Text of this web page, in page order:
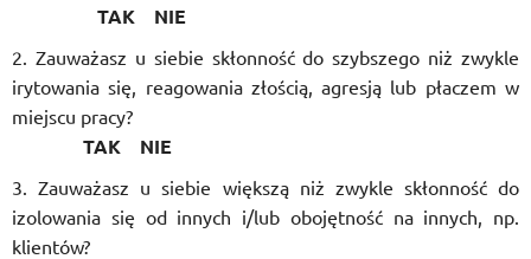
TAK NIE
Zauważasz u siebie skłonność do szybszego niż zwykle
irytowania się, reagowania złością, agresją lub płaczem w
miejscu pracy?
TAK NIE
Zauważasz u siebie większą niż zwykle skłonność do
izolowania się od innych i/lub obojętność na innych, np.
klientów?